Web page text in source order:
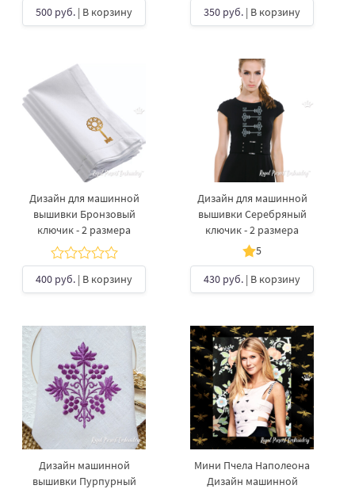
500 руб. | В корзину
350 руб. | В корзину
Дизайн для машинной
вышивки Бронзовый
ключик - 2 размера
400 руб. | В корзину
Дизайн для машинной
вышивки Серебряный
ключик - 2 размера
5
430 руб. | В корзину
Дизайн машинной
вышивки Пурпурный
Мини Пчела Наполеона
Дизайн машинной